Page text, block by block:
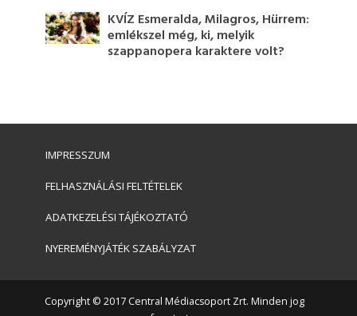
KVÍZ Esmeralda, Milagros, Hürrem:
emlékszel még, ki, melyik
szappanopera karaktere volt?
IMPRESSZUM
FELHASZNÁLÁSI FELTÉTELEK
ADATKEZELÉSI TÁJÉKOZTATÓ
NYEREMÉNYJÁTÉK SZABÁLYZAT
Copyright © 2017 Central Médiacsoport Zrt. Minden jog